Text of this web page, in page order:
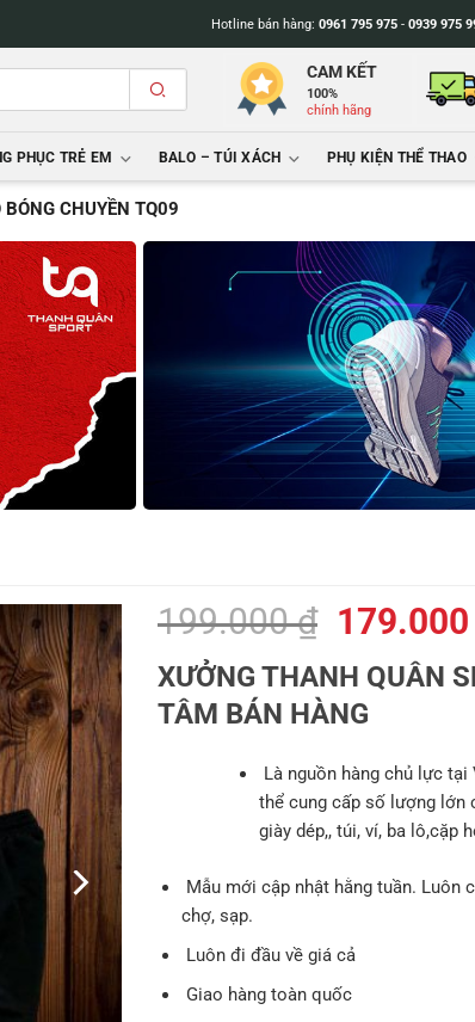
Hotline bán hàng: 0961 795 975- 0939 975
CAM KẾT
100%
chính hãng
PHỤC TRẺ EM BALO – TÚI XÁCH PHỤ KIỆN THỂ THAO
BÓNG CHUYỀN TQ09
199.000₫ Giá
gốc
là:
199.000
179.000
XƯỞNG THANH QUÂN
TÂM BÁN HÀNG
Là nguồn hàng chủ lực
thể cung cấp số lượng lớn
giày dép,, túi, ví, ba lô,cặp
Mẫu mới cập nhật hằng tuần. Luôn
chợ, sạp.
Luôn đi đầu về giá cả
Giao hàng toàn quốc